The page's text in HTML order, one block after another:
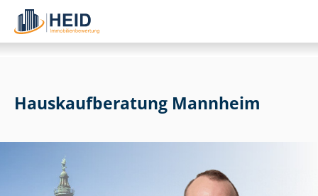
Haus­kauf­be­ra­tung Mannheim